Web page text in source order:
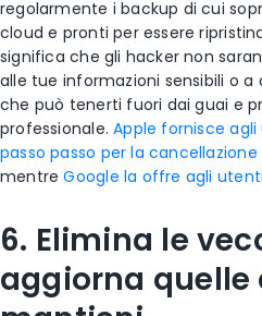
regolarmente i backup di cui
cloud e pronti per essere
significa che gli hacker non
alle tue informazioni sensibili o a
che può tenerti fuori dai guai e
professionale.Apple fornisce
passo passo per la
mentreGoogle la offre agli
6. Elimina le
aggiorna quelle